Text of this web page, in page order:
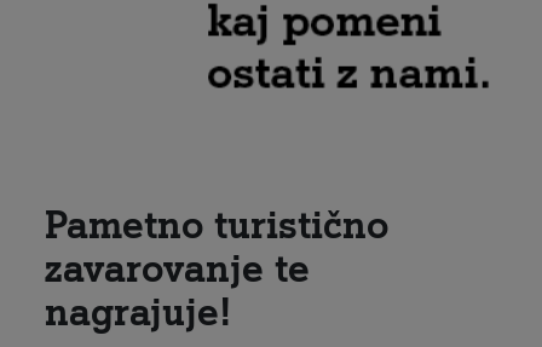
Pametno turistično
zavarovanje te
nagrajuje!